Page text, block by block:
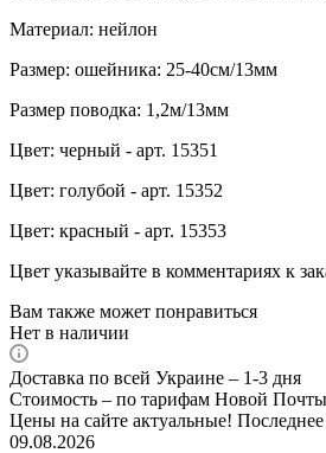
Материал: нейлон
Размер: ошейника: 25-40см/13мм
Размер поводка: 1,2м/13мм
Цвет: черный - арт. 15351
Цвет: голубой - арт. 15352
Цвет: красный - арт. 15353
Цвет указывайте в комментариях к
Вам также может понравиться
Нет в наличии
Доставка по всей Украине – 1-3 дня
Стоимость – по тарифам Новой Почты
Цены на сайте актуальные!
09.08.2026